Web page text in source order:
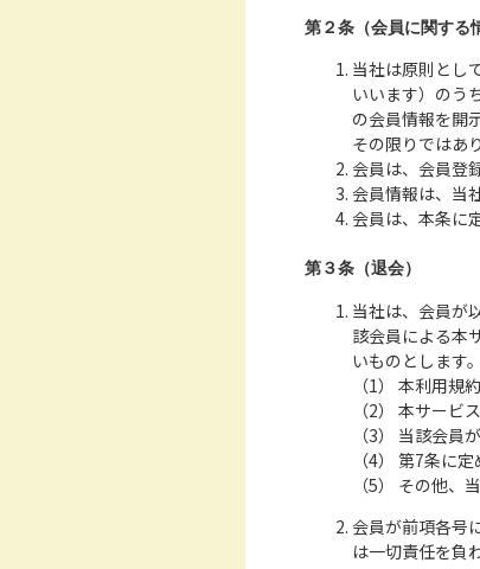
第２条（会員に関する
当社は原則とし
いいます）のう
の会員情報を開
その限りではあ
会員は、会員登
会員情報は、当
会員は、本条に
第３条（退会）
当社は、会員が
該会員による本
いものとします。
（1） 本利用規
（2） 本サー
（3） 当該会
（4） 第7条に
（5） その他
会員が前項各号
は一切責任を負